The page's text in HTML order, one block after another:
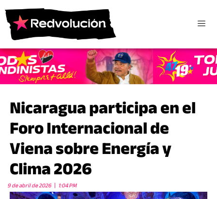
Nicaragua participa en el
Foro Internacional de
Viena sobre Energía y
Clima 2026
9 de abril de 2026 1:04 PM